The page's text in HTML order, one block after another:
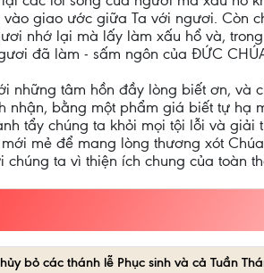
giao ước giữa Ta với ngươi. Còn
nhớ lại mà lấy làm xấu hổ và,
đã làm - sấm ngôn của ĐỨC
những tâm hồn đầy lòng biết ơn, và
bằng một phẩm giá biết tự hạ
tẩy chúng ta khỏi mọi tội lỗi và giải
mẻ để mang lòng thương xót
ta vì thiện ích chung của toàn
bỏ các thánh lễ Phục sinh và cả Tuần